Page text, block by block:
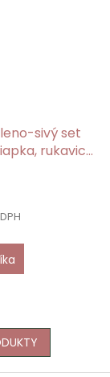
sivý set
rukavice